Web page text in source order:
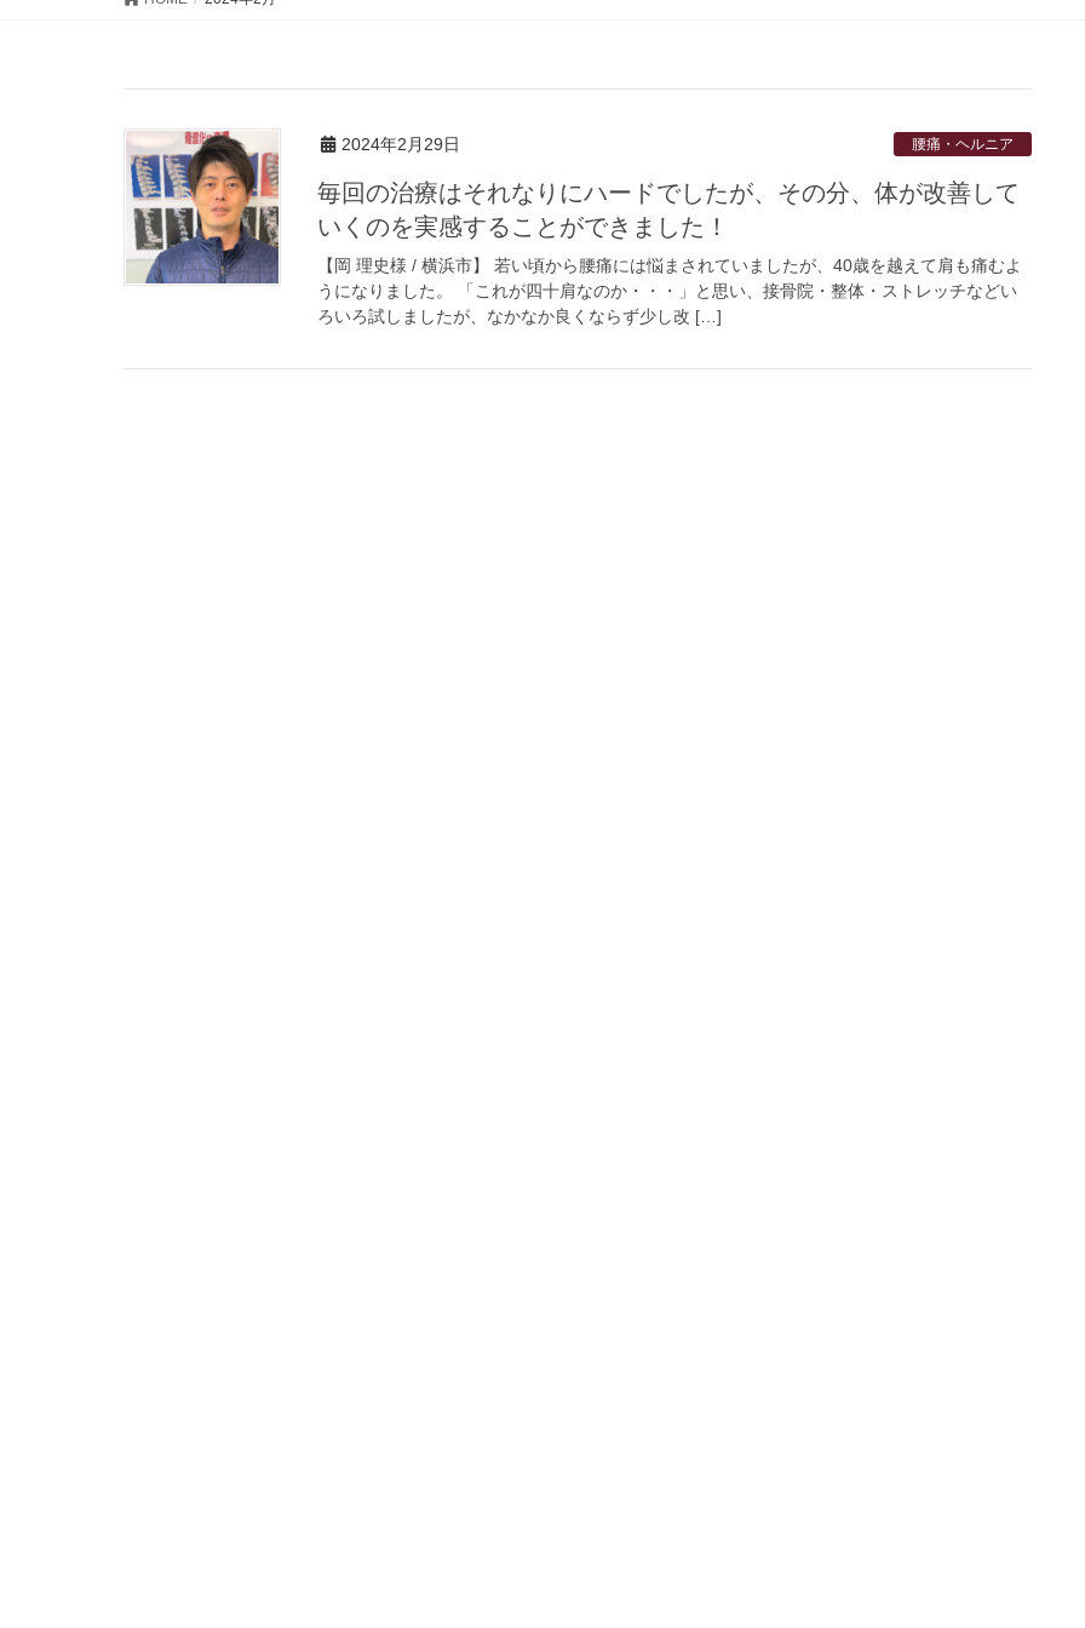
2024年2月29日 腰痛・ヘルニア
毎回の治療はそれなりにハードでしたが、その分、体が改善して
いくのを実感することができました！
【岡 理史様 / 横浜市】 若い頃から腰痛には悩まされていましたが、40歳を越えて肩も痛むよ
うになりました。 「これが四十肩なのか・・・」と思い、接骨院・整体・ストレッチなどい
ろいろ試しましたが、なかなか良くならず少し改 […]